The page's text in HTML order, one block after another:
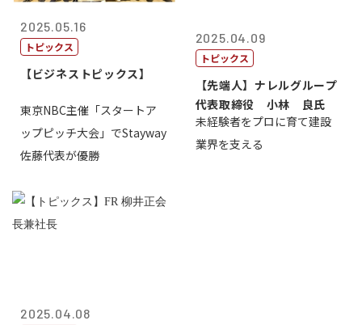
2025.05.16
トピックス
【ビジネストピックス】
東京NBC主催「スタートア
ップピッチ大会」でStayway
佐藤代表が優勝
2025.04.09
トピックス
【先端人】ナレルグループ
代表取締役 小林 良氏
未経験者をプロに育て建設
業界を支える
2025.04.08